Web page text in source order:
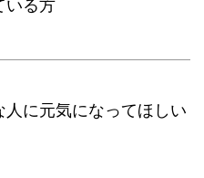
に元気になってほしい